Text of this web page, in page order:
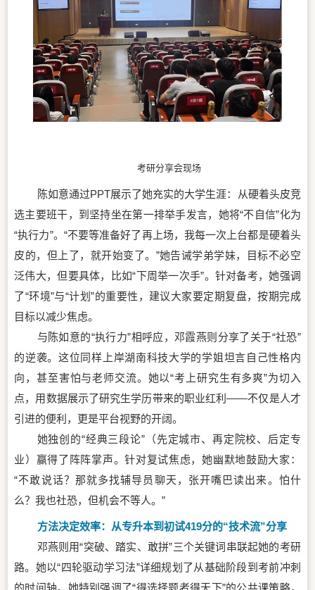
考研分享会现场
陈如意通过PPT展示了她充实的大学生涯：从硬着头皮竞
选主要班干，到坚持坐在第一排举手发言，她将“不自信”化为
“执行力”。“不要等准备好了再上场，我每一次上台都是硬着头
皮的，但上了，就开始变了。”她告诫学弟学妹，目标不必空
泛伟大，但要具体，比如“下周举一次手”。针对备考，她强调
了“环境”与“计划”的重要性，建议大家要定期复盘，按期完成
目标以减少焦虑。
与陈如意的“执行力”相呼应，邓霞燕则分享了关于“社恐”
的逆袭。这位同样上岸湖南科技大学的学姐坦言自己性格内
向，甚至害怕与老师交流。她以“考上研究生有多爽”为切入
点，用数据展示了研究生学历带来的职业红利——不仅是人才
引进的便利，更是平台视野的开阔。
她独创的“经典三段论”（先定城市、再定院校、后定专
业）赢得了阵阵掌声。针对复试焦虑，她幽默地鼓励大家：
“不敢说话？那就多找辅导员聊天，张开嘴巴读出来。怕什
么？我也社恐，但机会不等人。”
方法决定效率：从专升本到初试419分的“技术流”分享
邓燕则用“突破、踏实、敢拼”三个关键词串联起她的考研
路。她以“四轮驱动学习法”详细规划了从基础阶段到考前冲刺